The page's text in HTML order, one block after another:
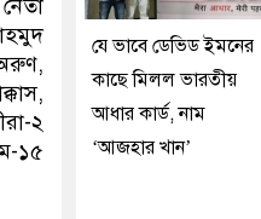
২
১৫
যে ভাবে ডেভিড ইমনের
কাছে মিলল ভারতীয়
আধার কার্ড, নাম
‘আজহার খান’